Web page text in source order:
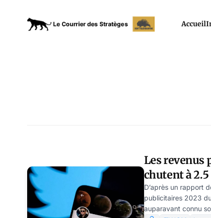
Accueil
Les revenus
chutent à
selon un
D’après un rapport
publicitaires 2023
auparavant connu